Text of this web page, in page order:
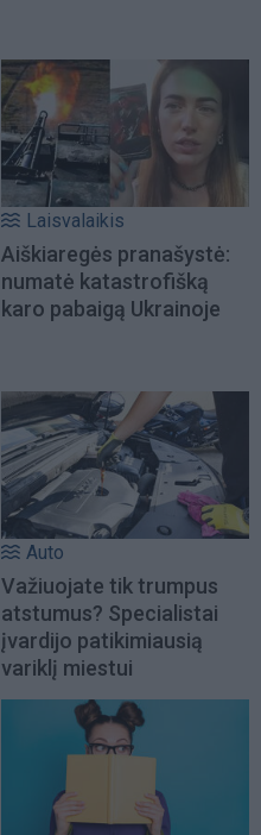
Laisvalaikis
Aiškiaregės pranašystė:
numatė katastrofišką
karo pabaigą Ukrainoje
Auto
Važiuojate tik trumpus
atstumus? Specialistai
įvardijo patikimiausią
variklį miestui